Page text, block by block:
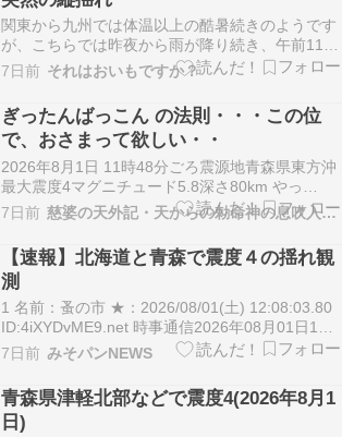
関東から九州では体温以上の酷暑続きのようです
が、こちらでは昨夜から雨が降り続き、午前11時
台でも気温は20度を下回っています。先週末と同
様の肌寒さ。北東北の夏は何処へ行ったの？お昼
前、ワンコさんのごはんを準備しようと立ち上が
ったら、グラグラと突然の縦揺れ。青森県東方沖
を震源とする…
7日前 それはおいもですか？
ぎったんばっこん の法則・・・この位
で、おさまって欲しい・・
2026年8月1日 11時48分ごろ震源地青森県東方沖
最大震度4マグニチュード5.8深さ80km やっ
ぱ・・・そうなる よね・・・ぎったんばっこん
（シーソー）の法則 南が 揺れると 北に伝播 何故
か？？ その逆は、４/1 化する これくらいで 収ま
ればよし なんですがね・・・ …
7日前 慈婆の天外記・天からの勅命神の息吹入りオルゴナイト
【速報】北海道と青森で震度４の揺れ観
測
1 名前：蚤の市 ★：2026/08/01(土) 12:08:03.80
ID:4iXYDvME9.net 時事通信2026年08月01日11
時51分配信 https://www.jiji.com/jc/article?
k=2026080100250&g=flash 気象庁によ…
7日前 みそパンNEWS
青森県津軽北部などで震度4(2026年8月1
日)